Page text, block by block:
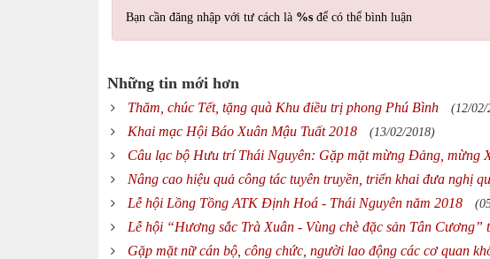
Bạn cần đăng nhập với tư cách là %s để có thể bình luận
Những tin mới hơn
Thăm, chúc Tết, tặng quà Khu điều trị phong Phú Bình (12/02/
Khai mạc Hội Báo Xuân Mậu Tuất 2018 (13/02/2018)
Câu lạc bộ Hưu trí Thái Nguyên: Gặp mặt mừng Đảng, mừng
Nâng cao hiệu quả công tác tuyên truyền, triển khai đưa nghị
Lễ hội Lồng Tồng ATK Định Hoá - Thái Nguyên năm 2018
Lễ hội “Hương sắc Trà Xuân - Vùng chè đặc sản Tân Cương”
Gặp mặt nữ cán bộ, công chức, người lao động các cơ quan